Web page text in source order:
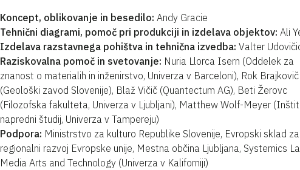
Koncept, oblikovanje in besedilo: Andy Gracie
Tehnični diagrami, pomoč pri produkciji in izdelava objektov: Ali
Izdelava razstavnega pohištva in tehnična izvedba: Valter
Raziskovalna pomoč in svetovanje: Nuria Llorca Isern (Oddelek za
znanost o materialih in inženirstvo, Univerza v Barceloni), Rok Brajkovič
(Geološki zavod Slovenije), Blaž Vičič (Quantectum AG), Beti Žerovc
(Filozofska fakulteta, Univerza v Ljubljani), Matthew Wolf-Meyer
napredni študij, Univerza v Tampereju)
Podpora: Ministrstvo za kulturo Republike Slovenije, Evropski sklad za
regionalni razvoj Evropske unije, Mestna občina Ljubljana, Systemics
Media Arts and Technology (Univerza v Kaliforniji)